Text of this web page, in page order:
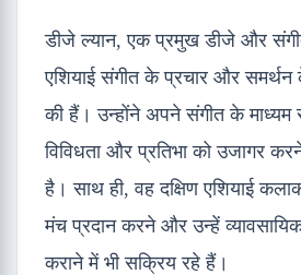
डीजे ल्यान, एक प्रमुख डीजे और संगीत
एशियाई संगीत के प्रचार और
की हैं। उन्होंने अपने संगीत के माध्यम
विविधता और प्रतिभा को उजागर
है। साथ ही, वह दक्षिण एशियाई
मंच प्रदान करने और उन्हें
कराने में भी सक्रिय रहे हैं।